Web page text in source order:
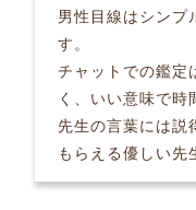
男性目線はシンプ
す。
チャットでの鑑定
く、いい意味で時
先生の言葉には説
もらえる優しい先